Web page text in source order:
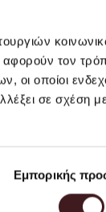
αφορούν τον
οι οποίοι
σε σχέση
Εμπορικής